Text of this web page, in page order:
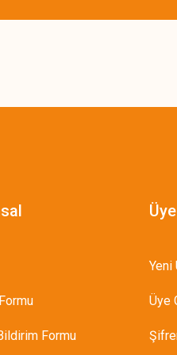
Formu
Yeni
Üye